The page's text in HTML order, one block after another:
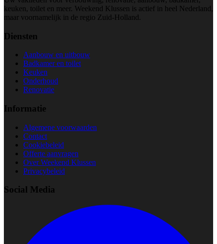
keuken, toilet en meer. Weekend Klussen is actief in heel Nederland,
maar voornamelijk in de regio Zuid-Holland.
Diensten
Aanbouw en uitbouw
Badkamer en toilet
Keuken
Onderhoud
Renovatie
Informatie
Algemene voorwaarden
Contact
Cookiebeleid
Offerte aanvragen
Over Weekend Klussen
Privacybeleid
Social Media